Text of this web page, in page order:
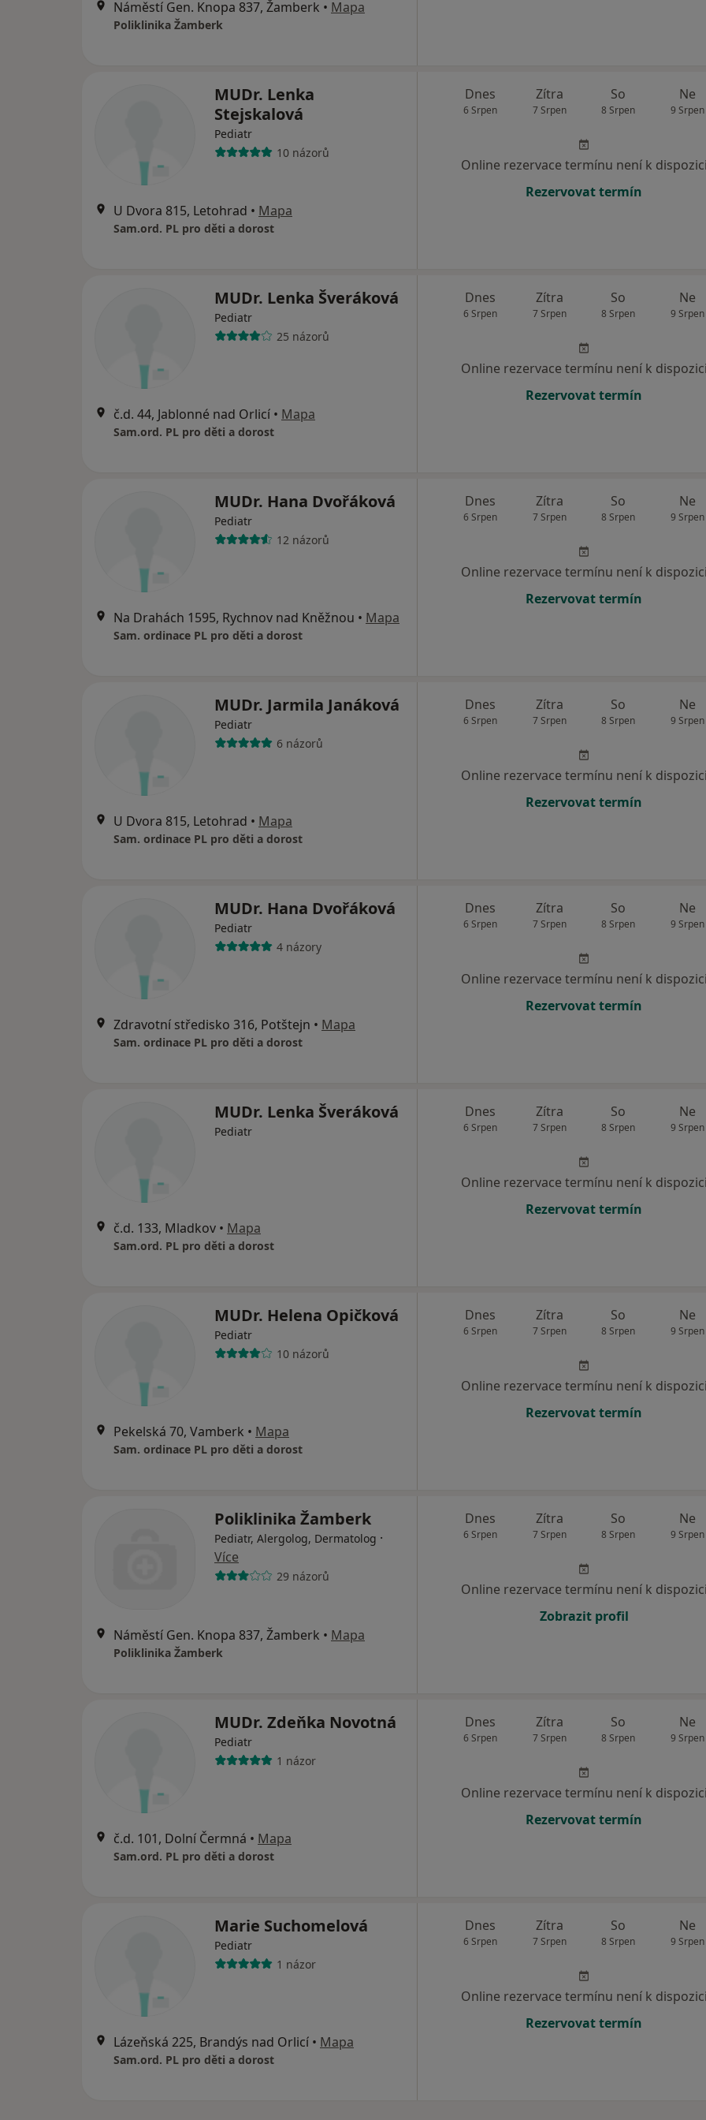
Náměstí Gen. Knopa 837, Žamberk • Mapa
Poliklinika Žamberk
MUDr. Lenka
Stejskalová
Pediatr
10 názorů
U Dvora 815, Letohrad • Mapa
Sam.ord. PL pro děti a dorost
Dnes
6 Srpen
Zítra
7 Srpen
So
8 Srpen
Ne
9 Srpen
Online rezervace termínu není k dispozici
Rezervovat termín
MUDr. Lenka Šveráková
Pediatr
25 názorů
č.d. 44, Jablonné nad Orlicí • Mapa
Sam.ord. PL pro děti a dorost
Dnes
6 Srpen
Zítra
7 Srpen
So
8 Srpen
Ne
9 Srpen
Online rezervace termínu není k dispozici
Rezervovat termín
MUDr. Hana Dvořáková
Pediatr
12 názorů
Na Drahách 1595, Rychnov nad Kněžnou • Mapa
Sam. ordinace PL pro děti a dorost
Dnes
6 Srpen
Zítra
7 Srpen
So
8 Srpen
Ne
9 Srpen
Online rezervace termínu není k dispozici
Rezervovat termín
MUDr. Jarmila Janáková
Pediatr
6 názorů
U Dvora 815, Letohrad • Mapa
Sam. ordinace PL pro děti a dorost
Dnes
6 Srpen
Zítra
7 Srpen
So
8 Srpen
Ne
9 Srpen
Online rezervace termínu není k dispozici
Rezervovat termín
MUDr. Hana Dvořáková
Pediatr
4 názory
Zdravotní středisko 316, Potštejn • Mapa
Sam. ordinace PL pro děti a dorost
Dnes
6 Srpen
Zítra
7 Srpen
So
8 Srpen
Ne
9 Srpen
Online rezervace termínu není k dispozici
Rezervovat termín
MUDr. Lenka Šveráková
Pediatr
č.d. 133, Mladkov • Mapa
Sam.ord. PL pro děti a dorost
Dnes
6 Srpen
Zítra
7 Srpen
So
8 Srpen
Ne
9 Srpen
Online rezervace termínu není k dispozici
Rezervovat termín
MUDr. Helena Opičková
Pediatr
10 názorů
Pekelská 70, Vamberk • Mapa
Sam. ordinace PL pro děti a dorost
Dnes
6 Srpen
Zítra
7 Srpen
So
8 Srpen
Ne
9 Srpen
Online rezervace termínu není k dispozici
Rezervovat termín
Poliklinika Žamberk
Pediatr, Alergolog, Dermatolog ·
Více
29 názorů
Náměstí Gen. Knopa 837, Žamberk • Mapa
Poliklinika Žamberk
Dnes
6 Srpen
Zítra
7 Srpen
So
8 Srpen
Ne
9 Srpen
Online rezervace termínu není k dispozici
Zobrazit profil
MUDr. Zdeňka Novotná
Pediatr
1 názor
č.d. 101, Dolní Čermná • Mapa
Sam.ord. PL pro děti a dorost
Dnes
6 Srpen
Zítra
7 Srpen
So
8 Srpen
Ne
9 Srpen
Online rezervace termínu není k dispozici
Rezervovat termín
Marie Suchomelová
Pediatr
1 názor
Lázeňská 225, Brandýs nad Orlicí • Mapa
Sam.ord. PL pro děti a dorost
Dnes
6 Srpen
Zítra
7 Srpen
So
8 Srpen
Ne
9 Srpen
Online rezervace termínu není k dispozici
Rezervovat termín